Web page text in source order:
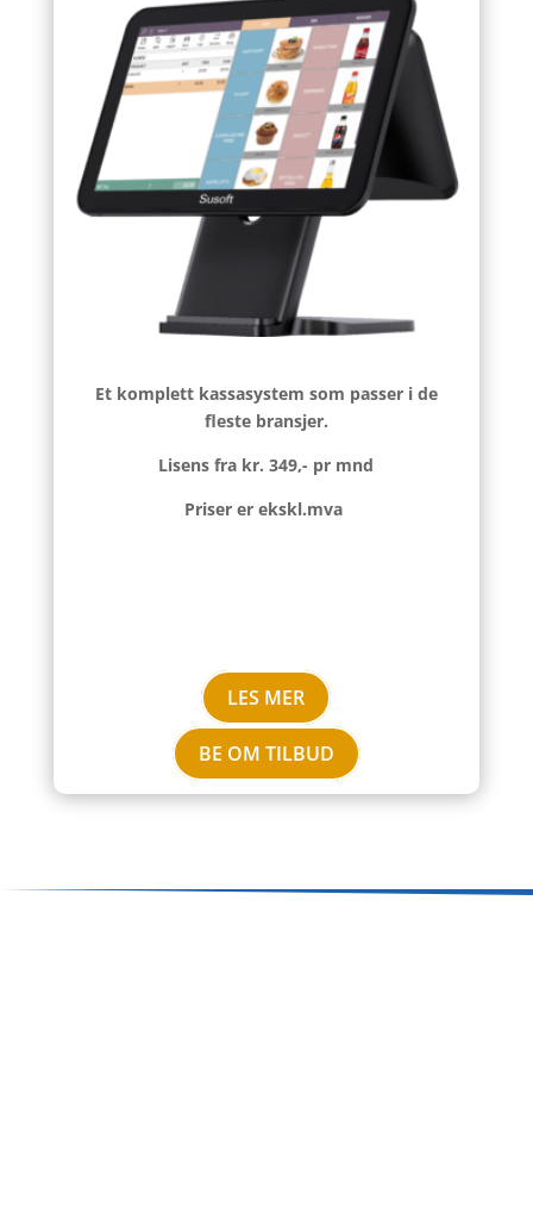
Et komplett kassasystem som passer i de
fleste bransjer.
Lisens fra kr. 349,- pr mnd
Priser er ekskl.mva
LES MER
BE OM TILBUD